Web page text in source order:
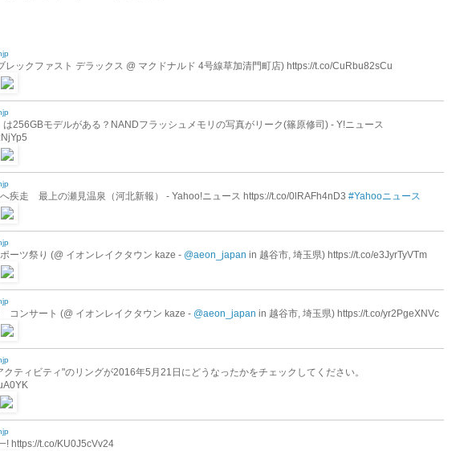
レックファスト デラックス @ マクドナルド 4号線草加清門町店) https://t.co/CuRbu82sCu
は256GBモデルがある？NANDフラッシュメモリの写真がリーク(篠原修司) - Y!ニュース
疾走 最上の瀬見温泉（河北新報） - Yahoo!ニュース https://t.co/0lRAFh4nD3 #Yahooニュース
ーツ祭り (@ イオンレイクタウン kaze - @aeon_japan in 越谷市, 埼玉県) https://t.co/e3JyrTyVTm
コンサート (@ イオンレイクタウン kaze - @aeon_japan in 越谷市, 埼玉県) https://t.co/yr2PgeXNVc
クティビティ"のリングが2016年5月21日にどうなったかをチェックしてください。
! https://t.co/KU0J5cVv24